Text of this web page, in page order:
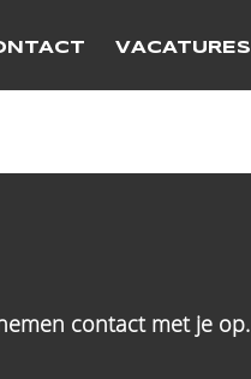
VACATURES
contact met je op.